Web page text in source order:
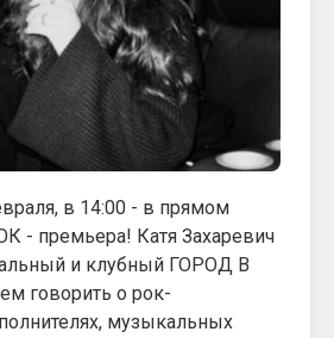
в 14:00 - в прямом
- премьера! Катя Захаревич
и клубный ГОРОД В
говорить о рок-
музыкальных